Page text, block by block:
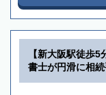
【新大阪駅徒歩
書士が円滑に相